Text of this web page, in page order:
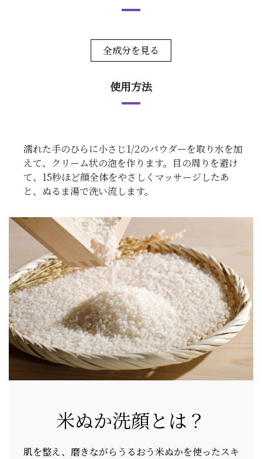
全成分を見る
使用方法
濡れた手のひらに小さじ1/2のパウダーを取り水を加
えて、クリーム状の泡を作ります。目の周りを避け
て、15秒ほど顔全体をやさしくマッサージしたあ
と、ぬるま湯で洗い流します。
米ぬか洗顔とは？
肌を整え、磨きながらうるおう米ぬかを使ったスキ